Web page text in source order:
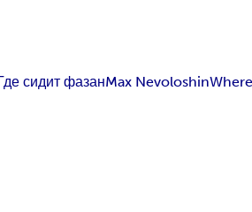
сидит фазанMax Nevoloshin